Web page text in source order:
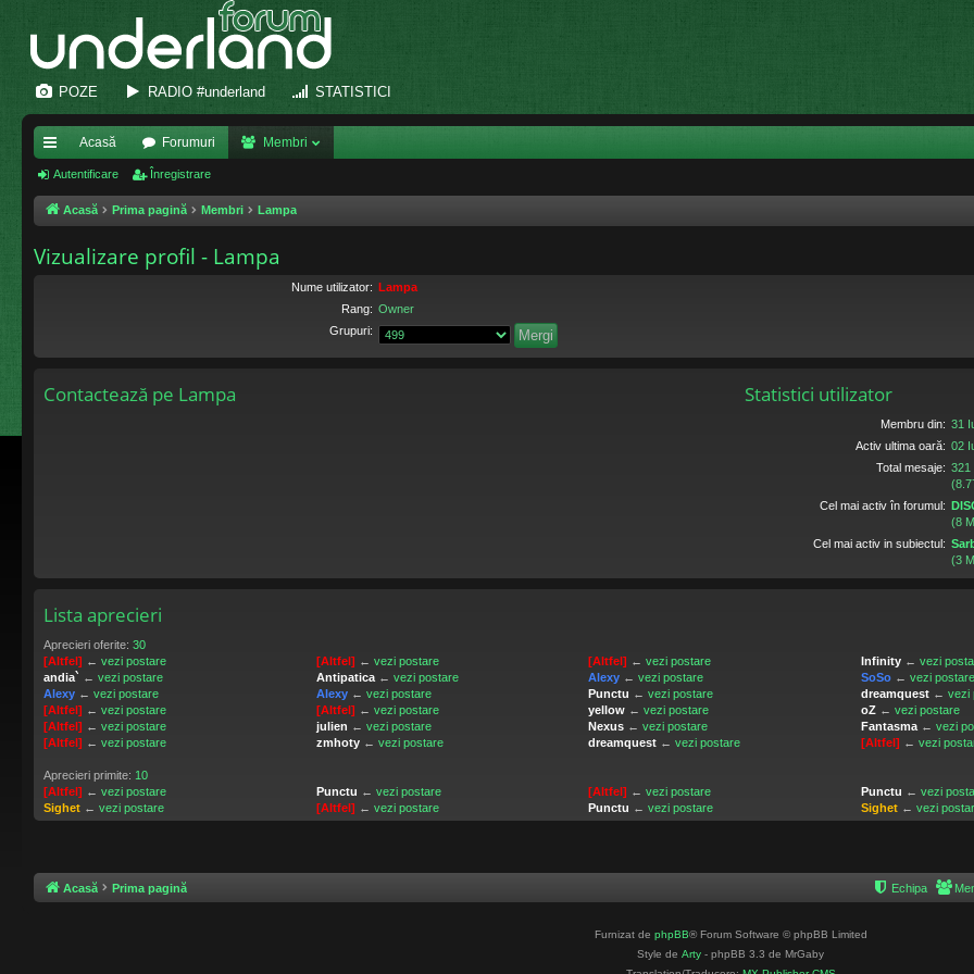
POZE RADIO #underland STATISTICI
eg
ăt
Acasă Forumuri Membri
Autentificare Înregistrare
Acasă Prima pagină Membri Lampa
Vizualizare profil - Lampa
Nume utilizator: Lampa
Rang: Owner
Grupuri:
Contactează pe Lampa Statistici utilizator
Membru din: 31
Activ ultima oară: 02
Total mesaje: 321
Cel mai activ în forumul:
(8
Cel mai activ in subiectul:
(3
Lista aprecieri
Aprecieri oferite: 30
[Altfel] ← vezi postare [Altfel] ← vezi postare [Altfel] ←vezi postare Infinity ←vezi
andia` ← vezi postare Antipatica← vezi postare Alexy ←vezi postare SoSo ←vezi postare
Alexy ← vezi postare Alexy← vezi postare Punctu ←vezi postare dreamquest ←vezi
[Altfel] ← vezi postare [Altfel] ← vezi postare yellow ←vezi postare oZ ←vezi postare
[Altfel] ← vezi postare julien ← vezi postare Nexus ←vezi postare Fantasma ←vezi
[Altfel] ← vezi postare zmhoty← vezi postare dreamquest ←vezi postare [Altfel] ←vezi
Aprecieri primite: 10
[Altfel] ← vezi postare Punctu ← vezi postare [Altfel] ←vezi postare Punctu ←vezi
Sighet ← vezi postare [Altfel] ← vezi postare Punctu ←vezi postare Sighet ←vezi
Acasă Prima pagină Echipa
Furnizat de phpBB® Forum Software © phpBB Limited
Style de Arty - phpBB 3.3 de MrGaby